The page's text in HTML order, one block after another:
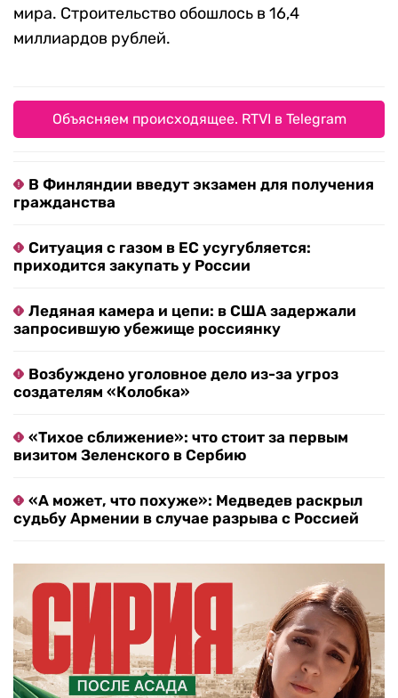
мира. Строительство обошлось в 16,4
миллиардов рублей.
Объясняем происходящее. RTVI в Telegram
В Финляндии введут экзамен для получения
гражданства
Ситуация с газом в ЕС усугубляется:
приходится закупать у России
Ледяная камера и цепи: в США задержали
запросившую убежище россиянку
Возбуждено уголовное дело из-за угроз
создателям «Колобка»
«Тихое сближение»: что стоит за первым
визитом Зеленского в Сербию
«А может, что похуже»: Медведев раскрыл
судьбу Армении в случае разрыва с Россией